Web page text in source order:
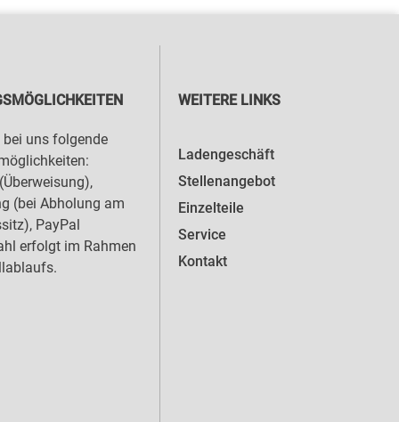
bei uns folgende
(bei Abholung am
PayPal
erfolgt im Rahmen
WEITERE LINKS
Ladengeschäft
Stellenangebot
Einzelteile
Service
Kontakt